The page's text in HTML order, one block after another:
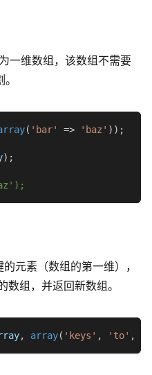
一维数组，该数组不需要
( 'bar' => 'baz' ) ) ;
) ;
元素（数组的第一维），
组，并返回新数组。
, array( 'keys' , 'to' ,